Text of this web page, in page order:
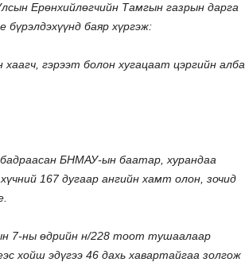
Ерөнхийлөгчийн Тамгын газрын дарга
бүрэлдэхүүнд баяр хүргэж:
гэрээт болон хугацаат цэргийн алба
БНМАУ-ын баатар, хурандаа
167 дугаар ангийн хамт олон, зочид
7-ны өдрийн н/228 тоот тушаалаар
хойш эдүгээ 46 дахь хавартайгаа золгож